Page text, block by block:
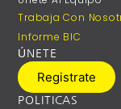
Trabaja Con
Informe BIC
ÚNETE
Registrate
POLITICAS